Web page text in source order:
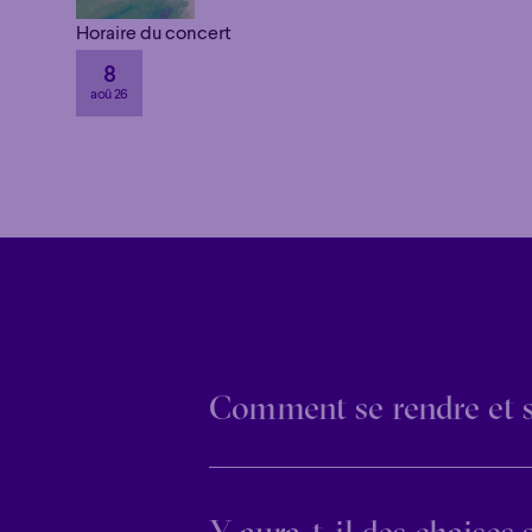
Horaire du concert
8
aoû 26
Comment se rendre et